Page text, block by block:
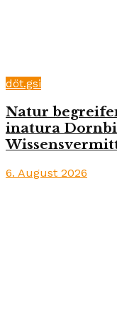
döt.gsi
Natur
inatura
6. August 2026